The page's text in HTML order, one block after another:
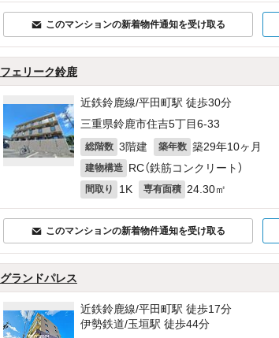
このマンションの新着物件通知を受け取る
フェリーク鈴鹿
近鉄鈴鹿線/平田町駅 徒歩30分
三重県鈴鹿市住吉5丁目6-33
総階数 3階建 築年数 築29年10ヶ月
建物構造 RC（鉄筋コンクリート）
間取り 1K 専有面積 24.30㎡
このマンションの新着物件通知を受け取る
グランドパレス
近鉄鈴鹿線/平田町駅 徒歩17分
伊勢鉄道/玉垣駅 徒歩44分